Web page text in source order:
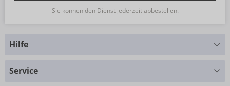
Sie können den Dienst jederzeit abbestellen.
Hilfe
Service